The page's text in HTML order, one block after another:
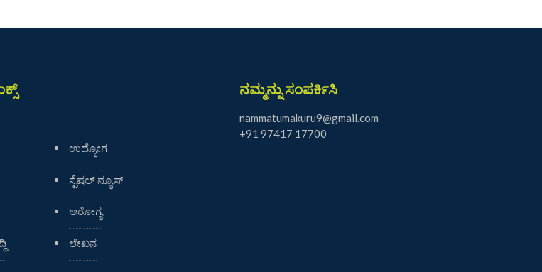
ಉದ್ಯೋಗ
ಸ್ಪೆಷಲ್ ನ್ಯೂಸ್
ಆರೋಗ್ಯ
ಲೇಖನ
ನಮ್ಮನ್ನು ಸಂಪರ್ಕಿಸಿ
nammatumakuru9@gmail.com
+91 97417 17700